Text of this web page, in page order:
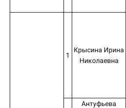
1
Крысина Ирина
Николаевна
Антуфьева